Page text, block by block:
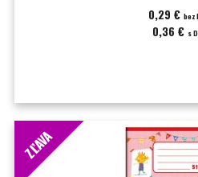
0,29 € bez
0,36 € s
ZĽAVA